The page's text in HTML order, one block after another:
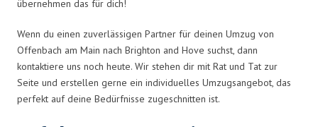
übernehmen das für dich!
Wenn du einen zuverlässigen Partner für deinen Umzug von
Offenbach am Main nach Brighton and Hove suchst, dann
kontaktiere uns noch heute. Wir stehen dir mit Rat und Tat zur
Seite und erstellen gerne ein individuelles Umzugsangebot, das
perfekt auf deine Bedürfnisse zugeschnitten ist.